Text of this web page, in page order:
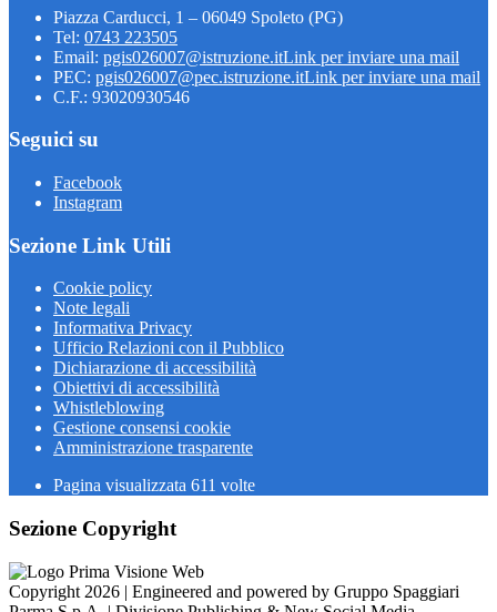
Piazza Carducci, 1 – 06049 Spoleto (PG)
Tel: 0743 223505
Email: pgis026007@istruzione.itLink per inviare una mail
PEC: pgis026007@pec.istruzione.itLink per inviare una mail
C.F.: 93020930546
Seguici su
Facebook
Instagram
Sezione Link Utili
Cookie policy
Note legali
Informativa Privacy
Ufficio Relazioni con il Pubblico
Dichiarazione di accessibilità
Obiettivi di accessibilità
Whistleblowing
Gestione consensi cookie
Amministrazione trasparente
Pagina visualizzata 611 volte
Sezione Copyright
Copyright 2026 | Engineered and powered by Gruppo Spaggiari